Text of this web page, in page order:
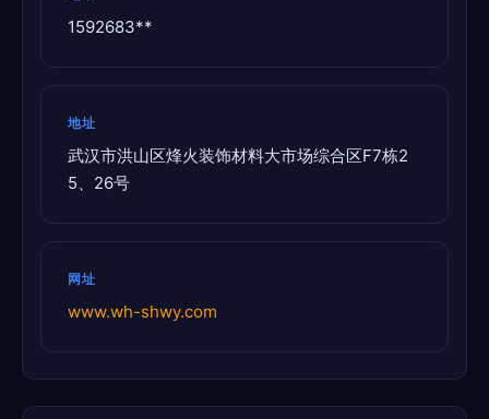
1592683**
地址
武汉市洪山区烽火装饰材料大市场综合区F7栋2
5、26号
网址
www.wh-shwy.com